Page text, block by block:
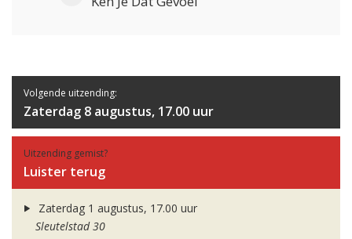
Volgende uitzending:
Zaterdag 8 augustus, 17.00 uur
Uitzending gemist?
Luister terug
Zaterdag 1 augustus, 17.00 uur
Sleutelstad 30